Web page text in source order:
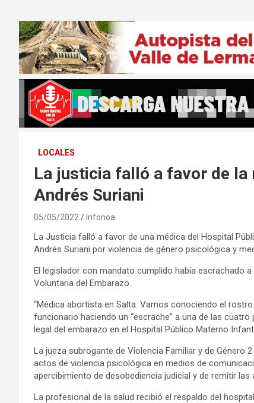
LOCALES
La justicia falló a favor de la
Andrés Suriani
05/05/2022 Infonoa
La Justicia falló a favor de una médica del Hospital
Andrés Suriani por violencia de género psicológica y
El legislador con mandato cumplido había escrachado
Voluntaria del Embarazo.
“Médica abortista en Salta. Vamos conociendo el
funcionario haciendo un “escrache” a una de las
legal del embarazo en el Hospital Público Materno
La jueza subrogante de Violencia Familiar y de Género
actos de violencia psicológica en medios de
apercibimiento de desobediencia judicial y de remitir las
La profesional de la salud recibió el respaldo del